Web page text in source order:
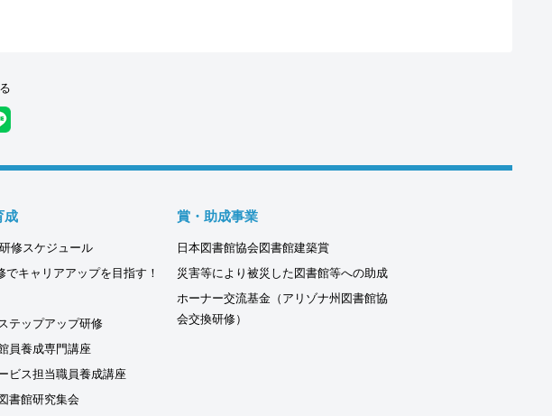
成
修スケジュール
でキャリアアップを目指す！
テップアップ研修
員養成専門講座
ビス担当職員養成講座
書館研究集会
賞・助成事業
日本図書館協会図書館建築賞
災害等により被災した図書館等への助成
ホーナー交流基金（アリゾナ州図書館協
会交換研修）